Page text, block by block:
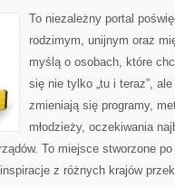
To niezależny portal
rodzimym, unijnym oraz
myślą o osobach, które
się nie tylko „tu i teraz”,
zmieniają się programy,
młodzieży, oczekiwania
To miejsce stworzone
z różnych krajów